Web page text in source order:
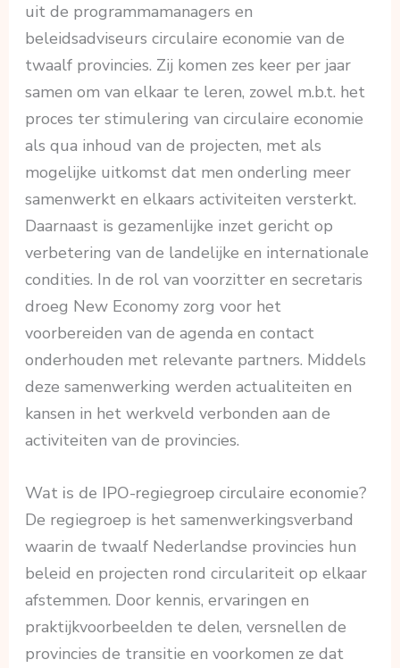
uit de programmamanagers en
beleidsadviseurs circulaire economie van de
twaalf provincies. Zij komen zes keer per jaar
samen om van elkaar te leren, zowel m.b.t. het
proces ter stimulering van circulaire economie
als qua inhoud van de projecten, met als
mogelijke uitkomst dat men onderling meer
samenwerkt en elkaars activiteiten versterkt.
Daarnaast is gezamenlijke inzet gericht op
verbetering van de landelijke en internationale
condities. In de rol van voorzitter en secretaris
droeg New Economy zorg voor het
voorbereiden van de agenda en contact
onderhouden met relevante partners. Middels
deze samenwerking werden actualiteiten en
kansen in het werkveld verbonden aan de
activiteiten van de provincies.
Wat is de IPO-regiegroep circulaire economie?
De regiegroep is het samenwerkingsverband
waarin de twaalf Nederlandse provincies hun
beleid en projecten rond circulariteit op elkaar
afstemmen. Door kennis, ervaringen en
praktijkvoorbeelden te delen, versnellen de
provincies de transitie en voorkomen ze dat